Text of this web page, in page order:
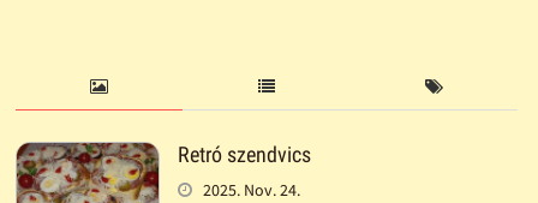
Retró szendvics
2025. Nov. 24.